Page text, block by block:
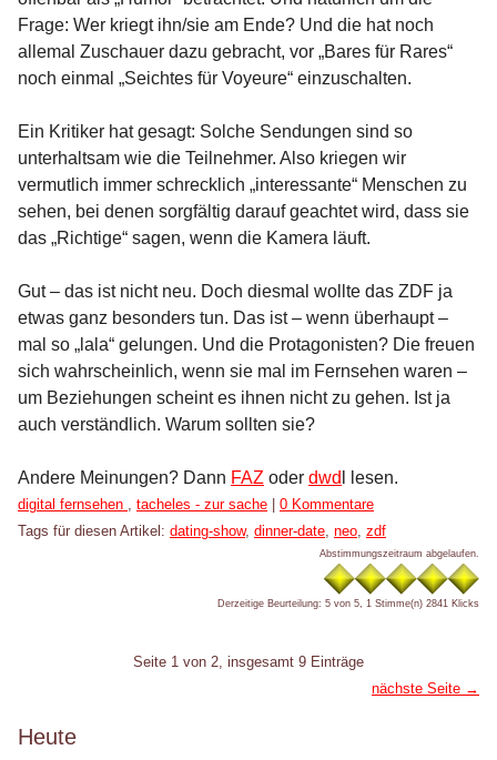
Frage: Wer kriegt ihn/sie am Ende? Und die hat noch
allemal Zuschauer dazu gebracht, vor „Bares für Rares“
noch einmal „Seichtes für Voyeure“ einzuschalten.
Ein Kritiker hat gesagt: Solche Sendungen sind so
unterhaltsam wie die Teilnehmer. Also kriegen wir
vermutlich immer schrecklich „interessante“ Menschen zu
sehen, bei denen sorgfältig darauf geachtet wird, dass sie
das „Richtige“ sagen, wenn die Kamera läuft.
Gut – das ist nicht neu. Doch diesmal wollte das ZDF ja
etwas ganz besonders tun. Das ist – wenn überhaupt –
mal so „lala“ gelungen. Und die Protagonisten? Die freuen
sich wahrscheinlich, wenn sie mal im Fernsehen waren –
um Beziehungen scheint es ihnen nicht zu gehen. Ist ja
auch verständlich. Warum sollten sie?
Andere Meinungen? Dann FAZ oder dwd l lesen.
Kategorien:
digital fernsehen , tacheles - zur sache
0 Kommentare
Tags für diesen Artikel: dating-show, dinner-date, neo, zdf
Abstimmungszeitraum abgelaufen.
Derzeitige Beurteilung: 5 von 5, 1 Stimme(n) 2841 Klicks
Seite 1 von 2, insgesamt 9 Einträge
nächste Seite →
Seitenleiste
Heute